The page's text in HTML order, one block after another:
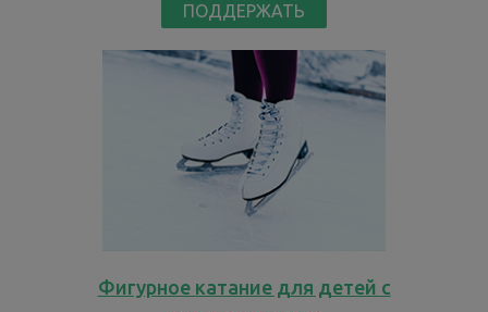
ПОДДЕРЖАТЬ
Фигурное катание для детей с